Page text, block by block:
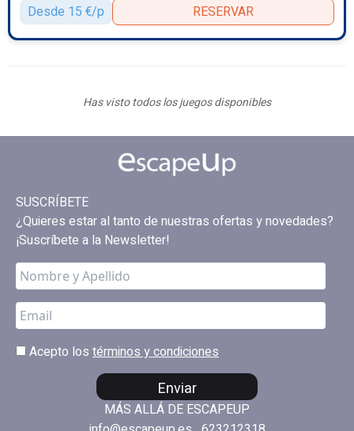
Desde 15 €/p
RESERVAR
Has visto todos los juegos disponibles
SUSCRÍBETE
¿Quieres estar al tanto de nuestras ofertas y novedades?
¡Suscríbete a la Newsletter!
Acepto los términos y condiciones
Enviar
MÁS ALLÁ DE ESCAPEUP